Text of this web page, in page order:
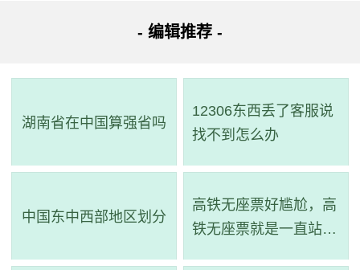
- 编辑推荐 -
湖南省在中国算强省吗
12306东西丢了客服说
找不到怎么办
中国东中西部地区划分
高铁无座票好尴尬，高
铁无座票就是一直站着